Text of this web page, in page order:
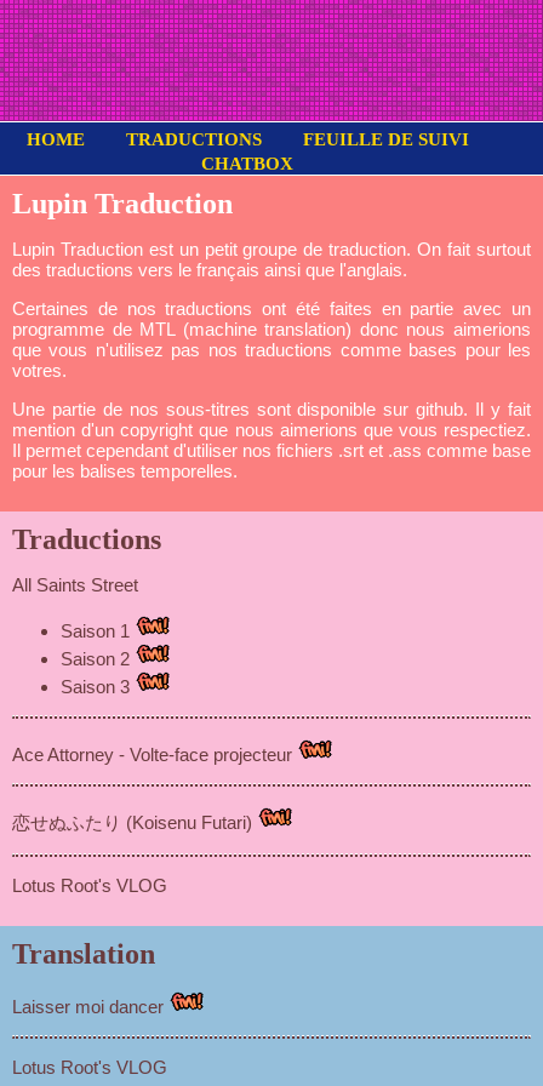
HOME TRADUCTIONS
FEUILLE DE SUIVI
CHATBOX
Lupin Traduction
Lupin Traduction est un petit groupe de traduction. On fait surtout
des traductions vers le français ainsi que l'anglais.
Certaines de nos traductions ont été faites en partie avec un
programme de MTL (machine translation) donc nous aimerions
que vous n'utilisez pas nos traductions comme bases pour les
votres.
Une partie de nos sous-titres sont disponible sur github. Il y fait
mention d'un copyright que nous aimerions que vous respectiez.
Il permet cependant d'utiliser nos fichiers .srt et .ass comme base
pour les balises temporelles.
Traductions
All Saints Street
Saison 1
Saison 2
Saison 3
Ace Attorney - Volte-face projecteur
恋せぬふたり (Koisenu Futari)
Lotus Root's VLOG
Translation
Laisser moi dancer
Lotus Root's VLOG